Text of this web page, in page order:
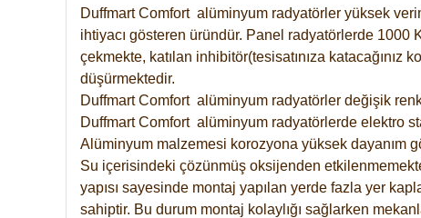
Duffmart Comfort alüminyum radyatörler yüksek
ihtiyacı gösteren üründür. Panel radyatörlerde 1000
çekmekte, katılan inhibitör(tesisatınıza katacağınız
düşürmektedir.
Duffmart Comfort alüminyum radyatörler değişik
DuffmartComfort alüminyum radyatörlerde elektro
Alüminyum malzemesi korozyona yüksek dayanım
Su içerisindeki çözünmüş oksijenden
yapısı sayesinde montaj yapılan yerde fazla yer
sahiptir. Bu durum montaj kolaylığı sağlarken